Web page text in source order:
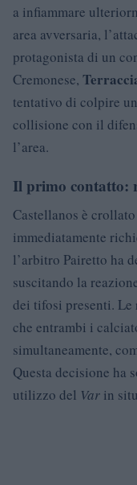
a infiammare
area avversaria,
protagonista di un
Cremonese,
tentativo di colpire
collisione con il
l’area.
Il primo contatto:
Castellanos è
immediatamente
l’arbitro Pairetto ha
suscitando la
dei tifosi presenti.
che entrambi i
simultaneamente,
Questa decisione
utilizzo del Var in